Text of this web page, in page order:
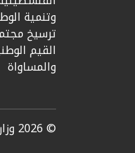
وتنمية
ترسيخ
القيم
والمساواة
© 2026 وزارة شؤون المرأة. جميع الحقوق محفوظة.